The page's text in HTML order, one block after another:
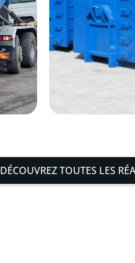
DÉCOUVREZ TOUTES LES